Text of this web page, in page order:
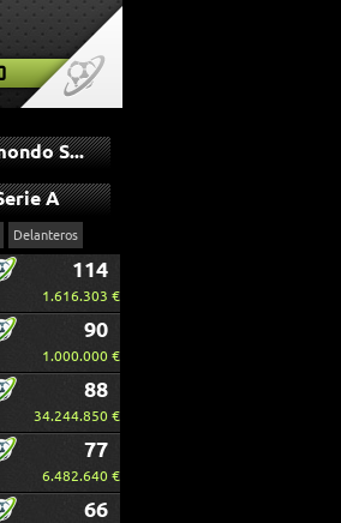
Último video del futmondo Serie A
A
Delanteros
114
1.616.303 €
90
1.000.000 €
88
34.244.850 €
77
6.482.640 €
66